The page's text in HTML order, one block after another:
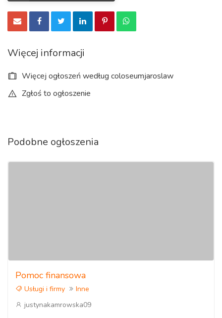
Więcej informacji
Więcej ogłoszeń według coloseumjaroslaw
Zgłoś to ogłoszenie
Podobne ogłoszenia
Pomoc finansowa
Usługi i firmy
Inne
justynakamrowska09